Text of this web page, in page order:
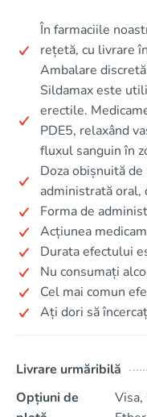
În farmaciile
rețetă, cu livrare
Ambalare
Sildamax este
erectile.
PDE5, relaxând
fluxul sanguin în
Doza obișnuită
administrată oral,
Forma de
Acțiunea
Durata efectului
Nu consumați
Cel mai comun
Ați dori să
Livrare urmăribilă
Opțiuni de
Visa,